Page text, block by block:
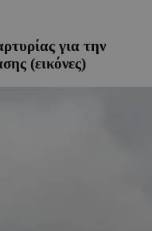
για την
(εικόνες)